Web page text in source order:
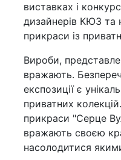
виставках і
дизайнерів КЮЗ та
прикраси із
Вироби,
вражають.
експозиції є
приватних
прикраси "Серце
вражають своєю
насолодитися